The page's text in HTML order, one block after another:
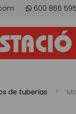
600 866 595
de tuberías